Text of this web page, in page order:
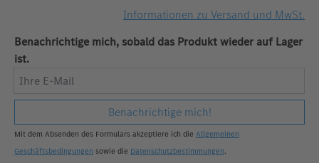
Informationen zu Versand und MwSt.
Benachrichtige mich, sobald das Produkt wieder auf Lager
ist.
Ihre E-Mail
Benachrichtige mich!
Mit dem Absenden des Formulars akzeptiere ich die Allgemeinen
Geschäftsbedingungen sowie die Datenschutzbestimmungen.